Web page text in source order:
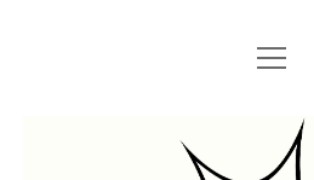
STARTSEITE
BERLIN
Menü
öffnen
Hustlehorst